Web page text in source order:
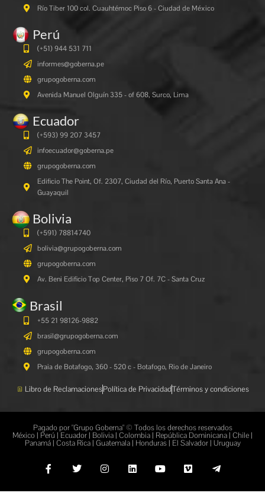
Río Tiber 100 col. Cuauhtémoc Piso 6 - Ciudad de México
Perú
(+51) 944 531 711
informes@goberna.pe
grupogoberna.com
Avenida Manuel Olguín 335 - of 608, Surco, Lima
Ecuador
(+593) 99 207 3457
infoecuador@goberna.pe
grupogoberna.com
Edificio The Point, Of. 2307, Ciudad del Río, Puerto Santa Ana -
Guayaquil
Bolivia
(+591) 78814740
bolivia@grupogoberna.com
grupogoberna.com
Av. Beni Edificio Top Center, Piso 7 Of. 7C - Santa Cruz
Brasil
+55 21 98126-9882
brasil@grupogoberna.com
grupogoberna.com
Praia de Botafogo, 360 - 520 c - Botafogo, Rio de Janeiro
Libro de ReclamacionesPolítica de PrivacidadTérminos y condiciones
Pagado por "Grupo Goberna" © Todos los derechos reservados
México | Perú | Ecuador | Bolivia | Colombia | República Dominicana | Chile |
Panamá | Costa Rica | Guatemala | Honduras | El Salvador | Uruguay